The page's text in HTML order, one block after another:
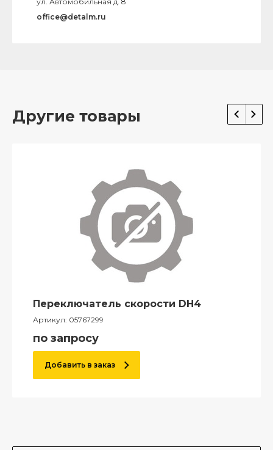
office@detalm.ru
Другие товары
Переключатель скорости DH4
Артикул: 05767299
по запросу
Добавить в заказ